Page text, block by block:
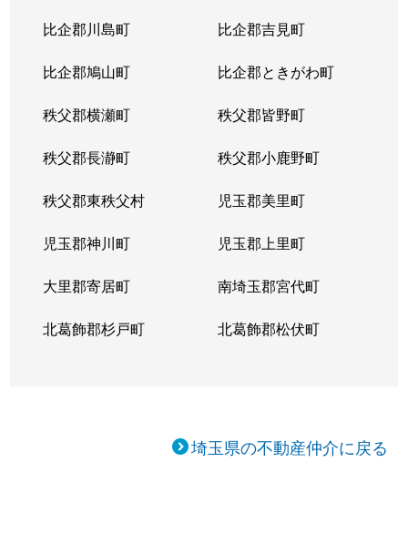
比企郡川島町 比企郡吉見町
比企郡鳩山町 比企郡ときがわ町
秩父郡横瀬町 秩父郡皆野町
秩父郡長瀞町 秩父郡小鹿野町
秩父郡東秩父村 児玉郡美里町
児玉郡神川町 児玉郡上里町
大里郡寄居町 南埼玉郡宮代町
北葛飾郡杉戸町 北葛飾郡松伏町
埼玉県の不動産仲介に戻る